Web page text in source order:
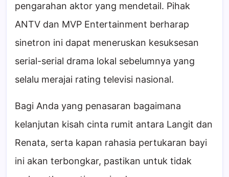
pengarahan aktor yang mendetail. Pihak
ANTV dan MVP Entertainment berharap
sinetron ini dapat meneruskan kesuksesan
serial-serial drama lokal sebelumnya yang
selalu merajai rating televisi nasional.
Bagi Anda yang penasaran bagaimana
kelanjutan kisah cinta rumit antara Langit dan
Renata, serta kapan rahasia pertukaran bayi
ini akan terbongkar, pastikan untuk tidak